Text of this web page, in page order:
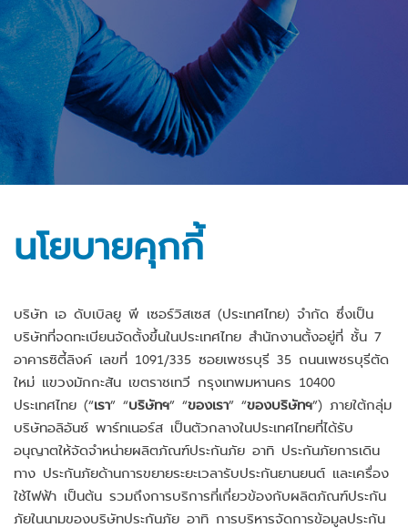
นโยบายคุกกี้
บริษัท เอ ดับเบิลยู พี เซอร์วิสเซส (ประเทศไทย) จำกัด ซึ่งเป็น
บริษัทที่จดทะเบียนจัดตั้งขึ้นในประเทศไทย สำนักงานตั้งอยู่ที่ ชั้น 7
อาคารซิตี้ลิงค์ เลขที่ 1091/335 ซอยเพชรบุรี 35 ถนนเพชรบุรีตัด
ใหม่ แขวงมักกะสัน เขตราชเทวี กรุงเทพมหานคร 10400
ประเทศไทย (“เรา” “บริษัทฯ” “ของเรา” “ของบริษัทฯ”) ภายใต้กลุ่ม
บริษัทอลิอันซ์ พาร์ทเนอร์ส เป็นตัวกลางในประเทศไทยที่ได้รับ
อนุญาตให้จัดจำหน่ายผลิตภัณฑ์ประกันภัย อาทิ ประกันภัยการเดิน
ทาง ประกันภัยด้านการขยายระยะเวลารับประกันยานยนต์ และเครื่อง
ใช้ไฟฟ้า เป็นต้น รวมถึงการบริการที่เกี่ยวข้องกับผลิตภัณฑ์ประกัน
ภัยในนามของบริษัทประกันภัย อาทิ การบริหารจัดการข้อมูลประกัน